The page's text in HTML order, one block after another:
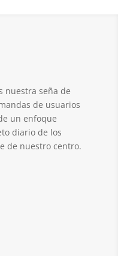
nuestra seña de
de usuarios
un enfoque
diario de los
de nuestro centro.